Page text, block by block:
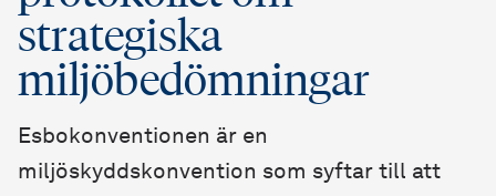
strategiska
miljöbedömningar
Esbokonventionen är en
miljöskyddskonvention som syftar till att